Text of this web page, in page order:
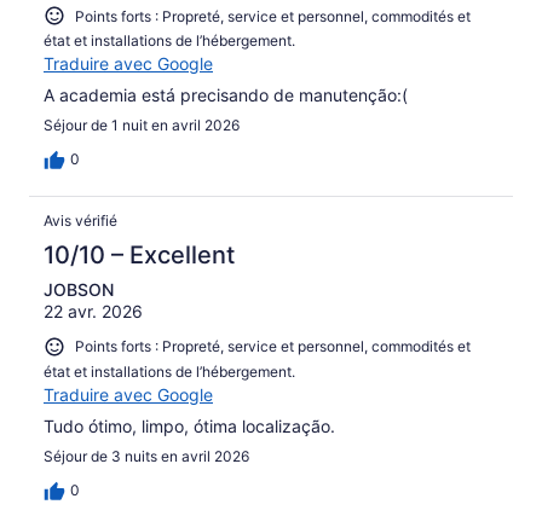
Points forts : Propreté, service et personnel, commodités et
état et installations de l’hébergement.
Traduire avec Google
A academia está precisando de manutenção:(
Séjour de 1 nuit en avril 2026
0
Avis vérifié
10/10 – Excellent
JOBSON
22 avr. 2026
Points forts : Propreté, service et personnel, commodités et
état et installations de l’hébergement.
Traduire avec Google
Tudo ótimo, limpo, ótima localização.
Séjour de 3 nuits en avril 2026
0